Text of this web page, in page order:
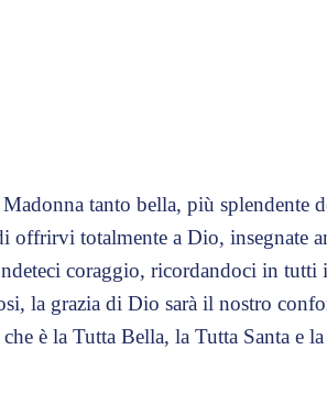
tanto bella, più splendente
offrirvi totalmente a Dio, insegnate
coraggio, ricordandoci in tutti
la grazia di Dio sarà il nostro
è la Tutta Bella, la Tutta Santa e